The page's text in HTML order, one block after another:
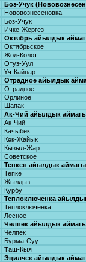
Боз-Учук
Нововознесеновка
Боз-Учук
Ичке-Жергез
Октябрь айылдык
Октябрьское
Жол-Колот
Отуз-Уул
Үч-Кайнар
Отрадное айылдык
Отрадное
Орлиное
Шапак
Ак-Чий айылдык
Ак-Чий
Качыбек
Көк-Жайык
Кызыл-Жар
Советское
Тепкен айылдык аймагы
Тепке
Жылдыз
Курбу
Теплоключенка
Теплоключенка
Лесное
Челпек айылдык
Челпек
Бурма-Суу
Таш-Кыя
Эңилчек айылдык